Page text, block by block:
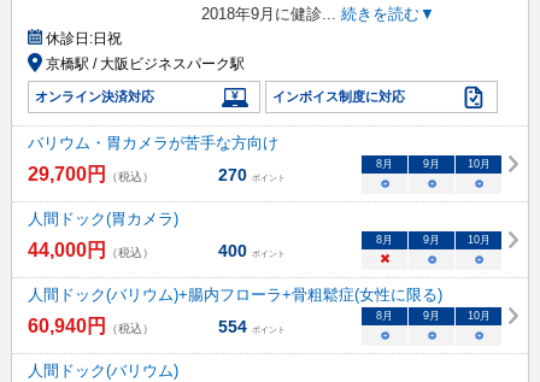
2018年9月に健診... 続きを読む▼
休診日:日祝
京橋駅 / 大阪ビジネスパーク駅
オンライン決済対応 インボイス制度に対応
バリウム・胃カメラが苦手な方向け
29,700円 （税込） 270 ポイント
8 月 9 月 10月
○ ○ ○
人間ドック(胃カメラ)
44,000円 （税込） 400 ポイント
8 月 9 月 10月
× ○ ○
人間ドック(バリウム)+腸内フローラ+骨粗鬆症(女性に限る)
60,940円 （税込） 554 ポイント
8 月 9 月 10月
○ ○ ○
人間ドック(バリウム)